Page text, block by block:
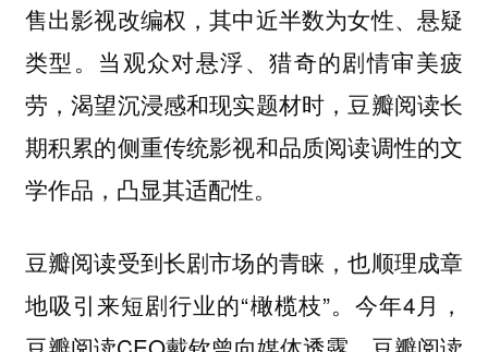
售出影视改编权，其中近半数为女性、悬疑
类型。当观众对悬浮、猎奇的剧情审美疲
劳，渴望沉浸感和现实题材时，豆瓣阅读长
期积累的侧重传统影视和品质阅读调性的文
学作品，凸显其适配性。
豆瓣阅读受到长剧市场的青睐，也顺理成章
地吸引来短剧行业的“橄榄枝”。今年4月，